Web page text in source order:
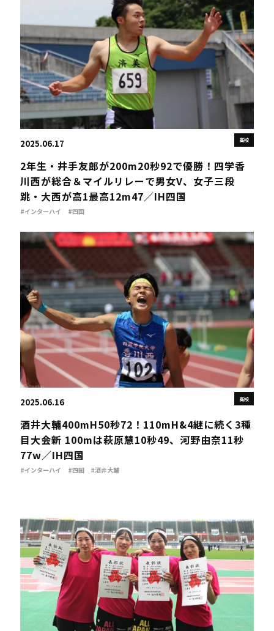
高校
2025.06.17
2年生・井手友郎が200m20秒92で優勝！四学香
川西が総合＆マイルリレーで男女V、女子三段
跳・大西が高1最高12m47／IH四国
#インターハイ #四国
高校
2025.06.16
酒井大輔400mH50秒72！110mH&4継に続く3種
目大会新 100mは萩原慧10秒49、河野由奈11秒
77w／IH四国
#インターハイ #四国 #酒井大輔